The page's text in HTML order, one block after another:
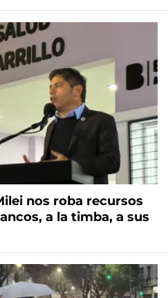
nos roba recursos
a la timba, a sus